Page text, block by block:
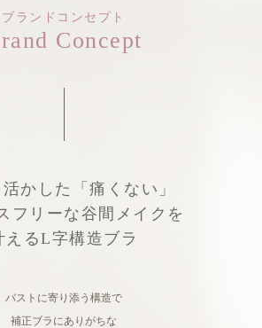
ブランドコンセプト
Concept
かした「痛くない」
フリーな谷間メイクを
えるL字構造ブラ
バストに寄り添う構造で
補正ブラにありがちな